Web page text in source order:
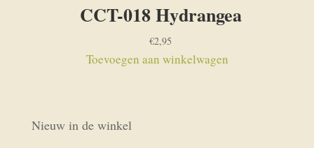
CCT-018 Hydrangea
€2,95
Toevoegen aan winkelwagen
Nieuw in de winkel